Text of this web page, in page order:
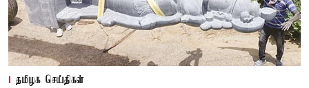
தமிழக செய்திகள்